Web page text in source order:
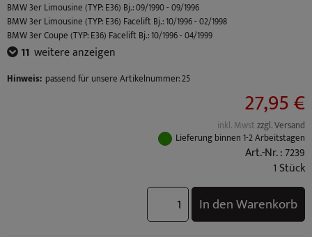
BMW 3er Limousine (TYP: E36) Bj.: 09/1990 - 09/1996
BMW 3er Limousine (TYP: E36) Facelift Bj.: 10/1996 - 02/1998
BMW 3er Coupe (TYP: E36) Facelift Bj.: 10/1996 - 04/1999
BMW 3er Coupe (TYP: E36) Bj.: 03/1992 - 09/1996
BMW 3er Cabrio (TYP: E36) Facelift Bj.: 10/1996 - 04/1999
BMW 3er Compact (TYP: E36) Facelift Bj.: 10/1996 - 08/2000
BMW 3er Compact (TYP: E36) Bj.: 03/1994 - 09/1996
BMW M3 (TYP: M3 (E36) Coupe / Cabrio S50B30) Standard Bj.: 10/1992 - 10/1995
BMW M3 (TYP: M3 (E36) Coupe / Cabrio S50B32) Facelift Bj.: 10/1995 - 04/1999
BMW M3 (TYP: M3 (E36) Limo S50B32) Facelift Bj.: 10/1995 - 04/1999
11 weitere anzeigen
Hinweis: passend für unsere Artikelnummer: 25
27,95 €
inkl. Mwstzzgl. Versand
Lieferung binnen 1-2 Arbeitstagen
Art.-Nr. : 7239
1 Stück
In den Warenkorb